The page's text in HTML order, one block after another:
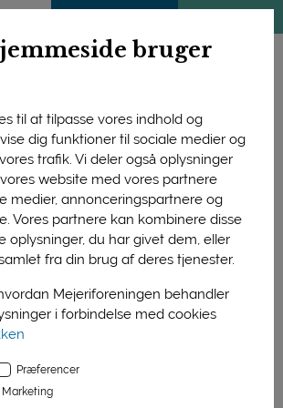
bruger
til at tilpasse vores indhold og
dig funktioner til sociale medier og
trafik. Vi deler også oplysninger
website med vores partnere
medier, annonceringspartnere og
Vores partnere kan kombinere disse
oplysninger, du har givet dem, eller
fra din brug af deres tjenester.
Mejeriforeningen behandler
i forbindelse med cookies
Præferencer
Marketing